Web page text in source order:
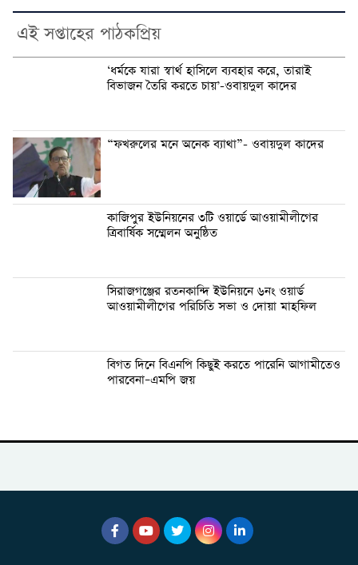
এই সপ্তাহের পাঠকপ্রিয়
‘ধর্মকে যারা স্বার্থ হাসিলে ব্যবহার করে, তারাই
বিভাজন তৈরি করতে চায়’-ওবায়দুল কাদের
“ফখরুলের মনে অনেক ব্যাথা”- ওবায়দুল কাদের
কাজিপুর ইউনিয়নের ৩টি ওয়ার্ডে আওয়ামীলীগের
ত্রিবার্ষিক সম্মেলন অনুষ্ঠিত
সিরাজগঞ্জের রতনকান্দি ইউনিয়নে ৬নং ওয়ার্ড
আওয়ামীলীগের পরিচিতি সভা ও দোয়া মাহফিল
বিগত দিনে বিএনপি কিছুই করতে পারেনি আগামীতেও
পারবেনা–এমপি জয়